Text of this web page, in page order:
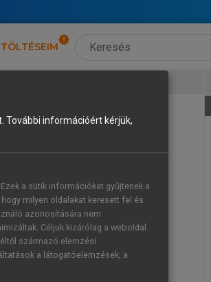
Schafer)
További információért kérjük,
a sütik információkat gyűjtenek a
milyen oldalakat keresett fel és
azonosítására nem
Céljuk kizárólag a weboldal
származó elemzési
a látogatóelemzések, a